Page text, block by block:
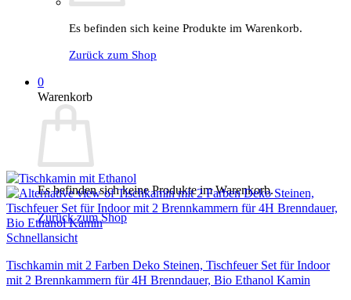
Es befinden sich keine Produkte im Warenkorb.
Zurück zum Shop
0
Warenkorb
Es befinden sich keine Produkte im Warenkorb.
Zurück zum Shop
Schnellansicht
Tischkamin mit 2 Farben Deko Steinen, Tischfeuer Set für Indoor
mit 2 Brennkammern für 4H Brenndauer, Bio Ethanol Kamin